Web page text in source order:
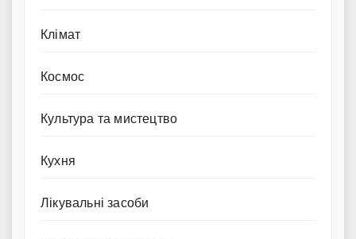
Клімат
Космос
Культура та мистецтво
Кухня
Лікувальні засоби